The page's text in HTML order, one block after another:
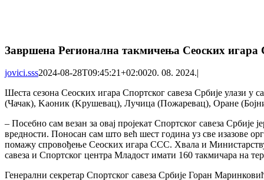
Завршена Регионална такмичења Сеоских
jovici.sss2024-08-28T09:45:21+02:0020. 08. 2024.|
Шеста сезона Сеоских игара Спортског савеза Србије улази
(Чачак), Kаоник (Kрушевац), Лучица (Пожаревац), Оране
– Посебно сам везан за овај пројекат Спортског савеза
вредности. Поносан сам што већ шест година уз све изазове
помажу спровођење Сеоских игара ССС. Хвала и Министарству
савеза и Спортског центра Младост имати 160 такмичара на
Генерални секретар Спортског савеза Србије Горан